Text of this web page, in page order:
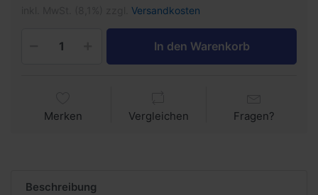
Versandkosten
In den Warenkorb
Merken Vergleichen Fragen?
Beschreibung